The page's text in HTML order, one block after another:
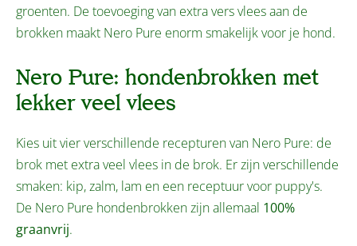
groenten. De toevoeging van extra vers vlees aan de
brokken maakt Nero Pure enorm smakelijk voor je hond.
Nero Pure: hondenbrokken met
lekker veel vlees
Kies uit vier verschillende recepturen van Nero Pure: de
brok met extra veel vlees in de brok. Er zijn verschillende
smaken: kip, zalm, lam en een receptuur voor puppy's.
De Nero Pure hondenbrokken zijn allemaal 100%
graanvrij.